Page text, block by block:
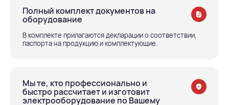
Полный комплект документов на
оборудование
В комплекте прилагаются декларации о соответствии,
паспорта на продукцию и комплектующие.
Мы те, кто профессионально и
быстро рассчитает и изготовит
электрооборудование по Вашему